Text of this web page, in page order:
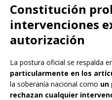
Constitución
intervenciones
autorización
La postura oficial se respalda
particularmente en los
la soberanía nacional como un
rechazan cualquier